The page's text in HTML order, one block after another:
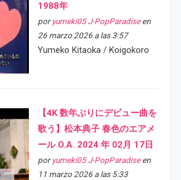
1988年
por yumeki05 J-PopParadiseen
26 marzo 2026 a las 3:57
Yumeko Kitaoka / Koigokoro
【4K 数年ぶりにデビュー曲を
歌う】松本典子 春色のエアメ
ール O.A. 2024 年 02月 17日
por yumeki05 J-PopParadiseen
11 marzo 2026 a las 5:33